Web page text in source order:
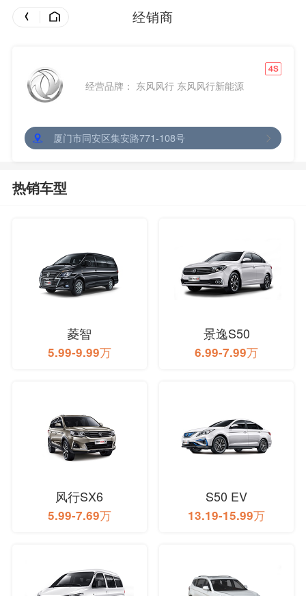
经销商
经营品牌： 东风风行 东风风行新能源
厦门市同安区集安路771-108号
热销车型
菱智
5.99-9.99万
景逸S50
6.99-7.99万
风行SX6
5.99-7.69万
S50 EV
13.19-15.99万